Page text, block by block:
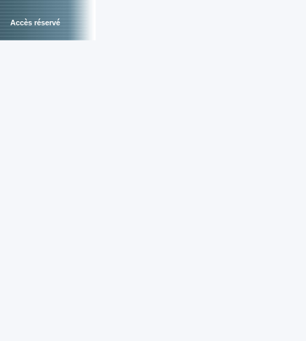
Accès réservé